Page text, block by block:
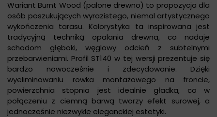
Wariant Burnt Wood (palone drewno) to propozycja dla
osób poszukujących wyrazistego, niemal artystycznego
wykończenia tarasu. Kolorystyka ta inspirowana jest
tradycyjną techniką opalania drewna, co nadaje
schodom głęboki, węglowy odcień z subtelnymi
przebarwieniami. Profil ST140 w tej wersji prezentuje się
bardzo nowocześnie i zdecydowanie. Dzięki
wyeliminowaniu rowka montażowego na froncie,
powierzchnia stopnia jest idealnie gładka, co w
połączeniu z ciemną barwą tworzy efekt surowej, a
jednocześnie niezwykle eleganckiej estetyki.